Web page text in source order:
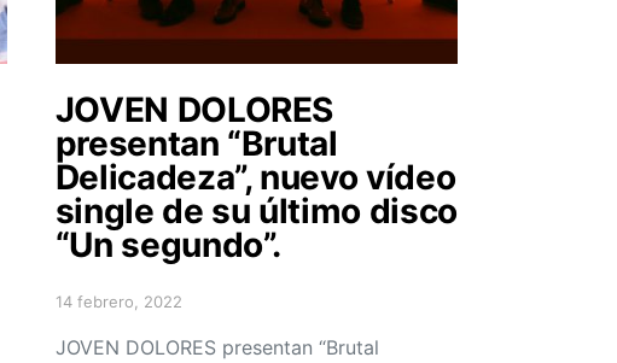
JOVEN DOLORES
presentan “Brutal
Delicadeza”, nuevo vídeo
single de su último disco
“Un segundo”.
Posted on
14 febrero, 2022
JOVEN DOLORES presentan “Brutal